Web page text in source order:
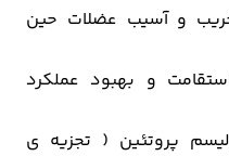
و آسیب عضلات حین
و بهبود عملکرد
پروتئین ( تجزیه ی